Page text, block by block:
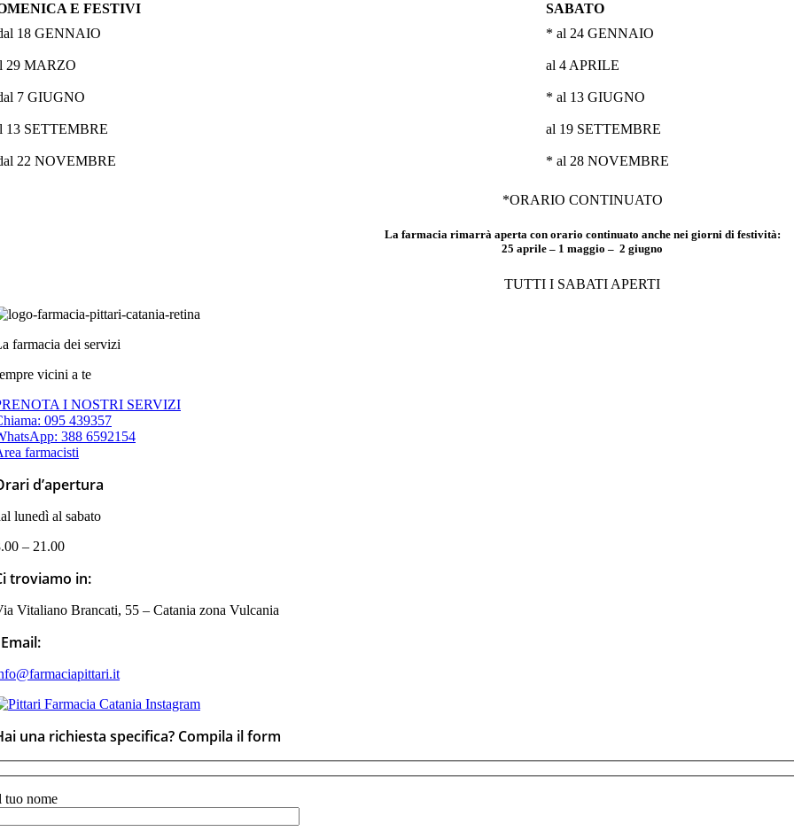
E FESTIVI
SABATO
18 GENNAIO
* al 24 GENNAIO
29 MARZO al 4 APRILE
7 GIUGNO * al 13 GIUGNO
13 SETTEMBRE al 19 SETTEMBRE
22 NOVEMBRE * al 28 NOVEMBRE
*ORARIO CONTINUATO
La farmacia rimarrà aperta con orario continuato anche nei giorni di festività:
25 aprile – 1 maggio – 2 giugno
TUTTI I SABATI APERTI
farmacia dei servizi
vicini a te
I NOSTRI SERVIZI
095 439357
388 6592154
farmacisti
d’apertura
lunedì al sabato
– 21.00
troviamo in:
Vitaliano Brancati, 55 – Catania zona Vulcania
una richiesta specifica? Compila il form
tuo nome